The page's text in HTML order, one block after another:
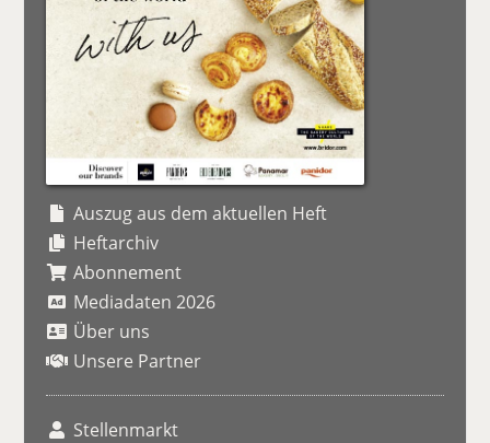
Auszug aus dem aktuellen Heft
Heftarchiv
Abonnement
Mediadaten 2026
Über uns
Unsere Partner
Stellenmarkt